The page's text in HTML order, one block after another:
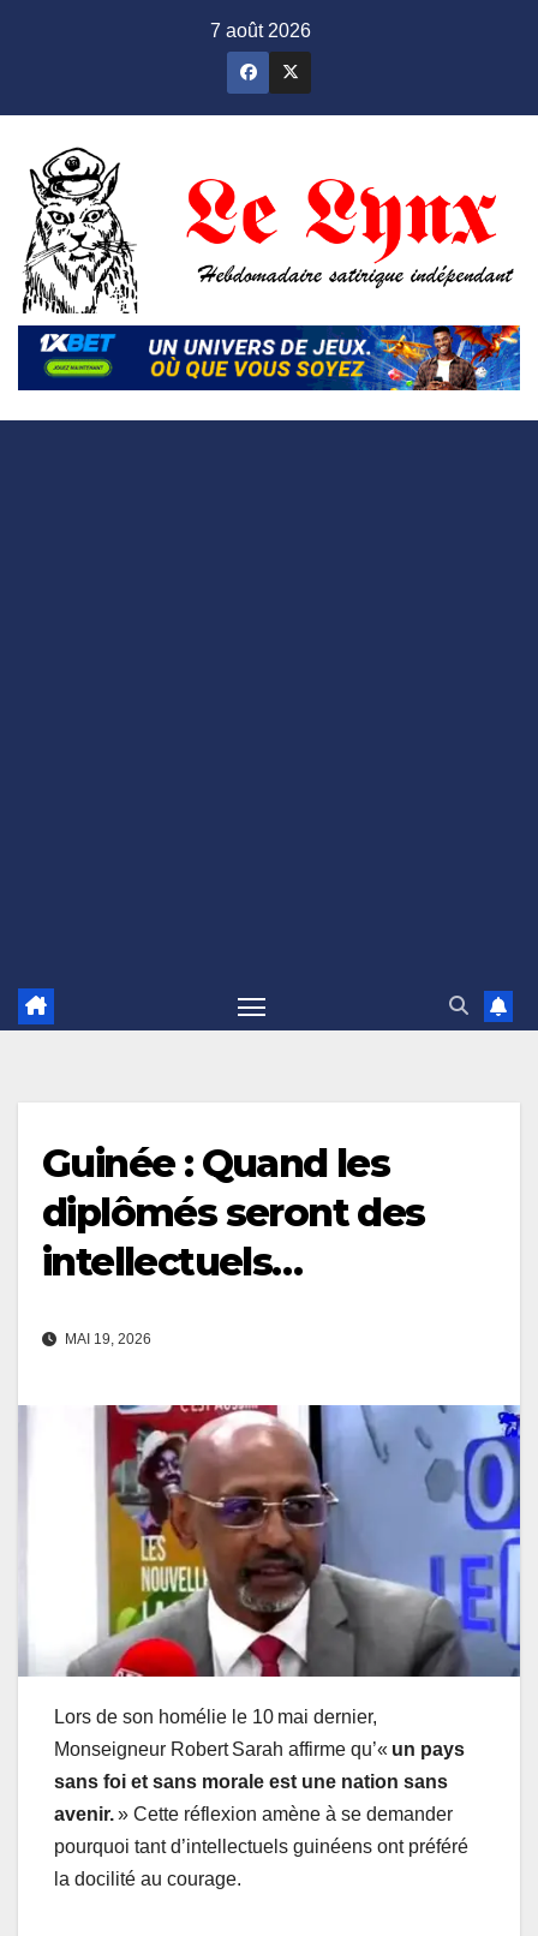
7 août 2026
Guinée : Quand les
diplômés seront des
intellectuels…
MAI 19, 2026
Lors de son homélie le 10 mai dernier,
Monseigneur Robert Sarah affirme qu’« un pays
sans foi et sans morale est une nation sans
avenir.» Cette réflexion amène à se demander
pourquoi tant d’intellectuels guinéens ont préféré
la docilité au courage.